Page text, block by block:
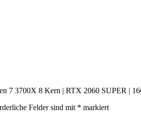
7 3700X 8 Kern | RTX 2060 SUPER |
Felder sind mit * markiert